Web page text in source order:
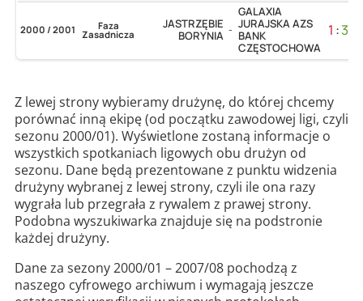
2000 / 2001 Faza
Zasadnicza
JASTRZĘBIE
BORYNIA -
GALAXIA
JURAJSKA AZS
BANK
CZĘSTOCHOWA
1 :3
Z lewej strony wybieramy drużynę, do której chcemy
porównać inną ekipę (od początku zawodowej ligi, czyli
sezonu 2000/01). Wyświetlone zostaną informacje o
wszystkich spotkaniach ligowych obu drużyn od
sezonu. Dane będą prezentowane z punktu widzenia
drużyny wybranej z lewej strony, czyli ile ona razy
wygrała lub przegrała z rywalem z prawej strony.
Podobna wyszukiwarka znajduje się na podstronie
każdej drużyny.
Dane za sezony 2000/01 – 2007/08 pochodzą z
naszego cyfrowego archiwum i wymagają jeszcze